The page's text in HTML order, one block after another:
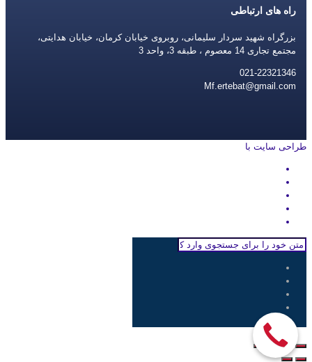
راه های ارتباطی
بزرگراه شهید سردار سلیمانی، روبروی خیابان کرمان، خیابان هدایتی،
مجتمع تجاری 14 معصوم ، طبقه 3، واحد 3
021-22321346
Mf.ertebat@gmail.com
طراحی سایت با